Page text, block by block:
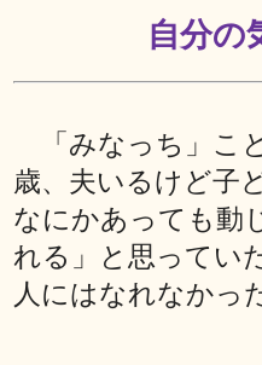
自分の
「みなっち」こ
歳、夫いるけど子
なにかあっても動
れる」と思ってい
人にはなれなかっ